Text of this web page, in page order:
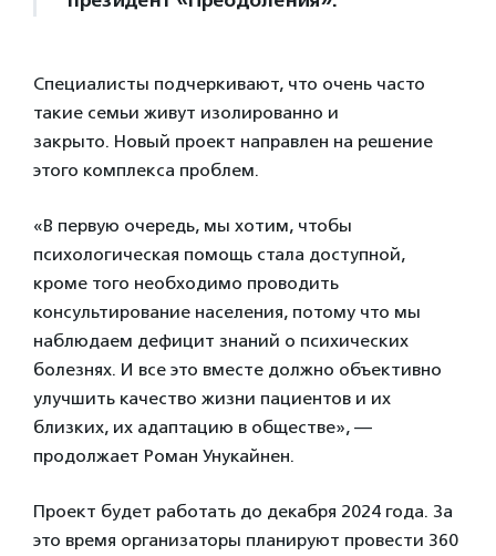
Специалисты подчеркивают, что очень часто
такие семьи живут изолированно и
закрыто. Новый проект направлен на решение
этого комплекса проблем.
«В первую очередь, мы хотим, чтобы
психологическая помощь стала доступной,
кроме того необходимо проводить
консультирование населения, потому что мы
наблюдаем дефицит знаний о психических
болезнях. И все это вместе должно объективно
улучшить качество жизни пациентов и их
близких, их адаптацию в обществе», —
продолжает Роман Унукайнен.
Проект будет работать до декабря 2024 года. За
это время организаторы планируют провести 360